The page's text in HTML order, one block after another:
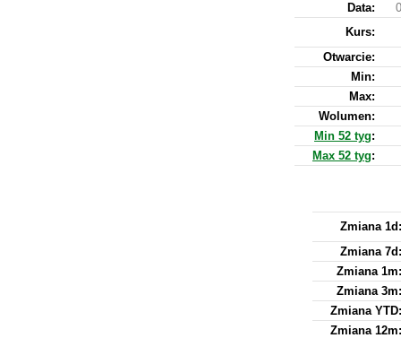
Data:
Kurs:
Otwarcie:
Min:
Max:
Wolumen:
Min 52 tyg:
Max 52 tyg:
Zmiana 1d:
Zmiana 7d:
Zmiana 1m:
Zmiana 3m:
Zmiana YTD:
Zmiana 12m: